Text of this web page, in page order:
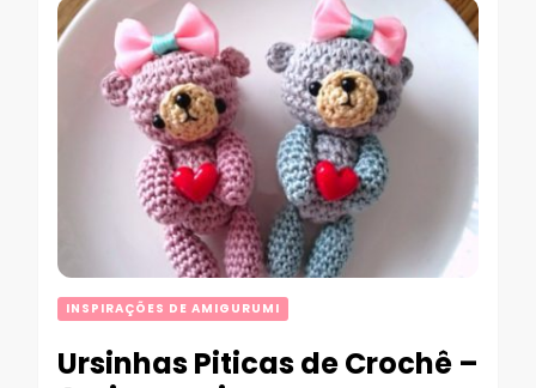
INSPIRAÇÕES DE AMIGURUMI
Ursinhas Piticas de Crochê –